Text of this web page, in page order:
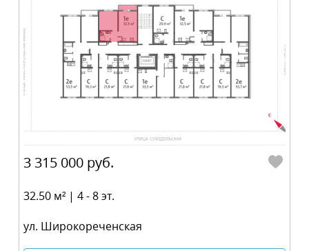
3 315 000 руб.
32.50 м² | 4 - 8 эт.
ул. Широкореченская